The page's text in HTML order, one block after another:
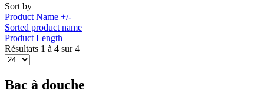
Sort by
Product Name +/-
Sorted product name
Product Length
Résultats 1 à 4 sur 4
Bac à douche